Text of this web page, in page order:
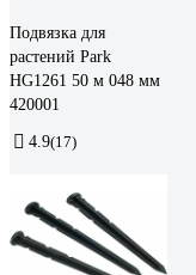
Подвязка для
растений Park
HG1261 50 м 048 мм
420001
4.9(17)